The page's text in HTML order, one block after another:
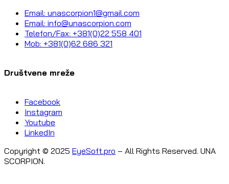
Email: unascorpion1@gmail.com
Email: info@unascorpion.com
Telefon/Fax: +381(0)22 558 401
Mob: +381(0)62 686 321
Društvene mreže
Facebook
Instagram
Youtube
LinkedIn
Copyright © 2025 EyeSoft.pro – All Rights Reserved. UNA
SCORPION.